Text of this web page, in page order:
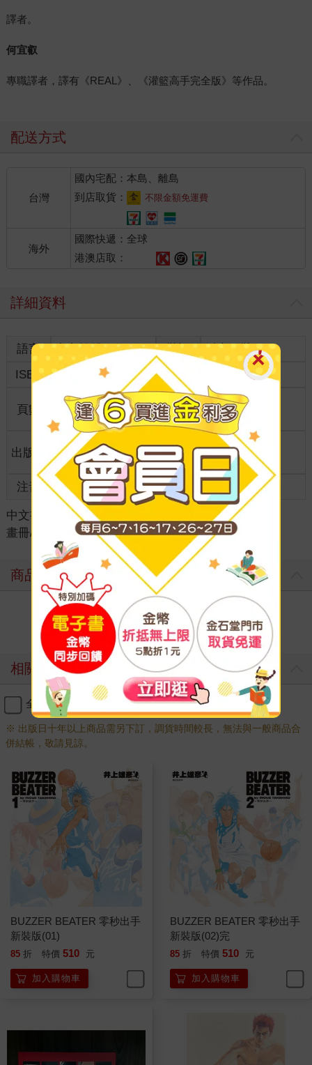
譯者。
何宜叡
專職譯者，譯有《REAL》、《灌籃高手完全版》等作品。
配送方式
台灣
國內宅配：本島、離島
到店取貨：
不限金額免運費
海外
國際快遞：全球
港澳店取：
詳細資料
語言 中文繁體 裝訂
紙本平裝
ISBN
9786263563193 分級 普通級
頁數 520
商品規
格
16開19*26cm
出版地 台灣
適讀年
齡
全齡適讀
注音 級別
中文書 漫畫 ＞
＞
畫冊/攻略/設定集
商品評價
寫評價
相關商品
全選
※ 出版日十年以上商品需另下訂，調貨時間較長，無法與一般商品合
併結帳，敬請見諒。
BUZZER BEATER 零秒出手
新裝版(01)
85 折 特價 510 元
加入購物車
BUZZER BEATER 零秒出手
新裝版(02)完
85 折 特價 510 元
加入購物車